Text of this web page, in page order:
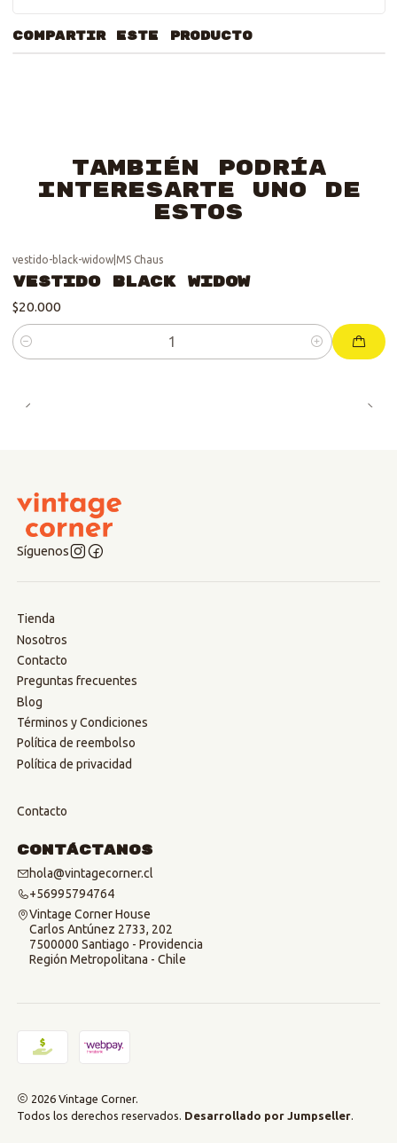
COMPARTIR ESTE PRODUCTO
También podría
interesarte uno de
estos
vestido-black-widow| MS Chaus
Vestido Black Widow
$20.000
Cantidad
Síguenos
Tienda
Nosotros
Contacto
Preguntas frecuentes
Blog
Términos y Condiciones
Política de reembolso
Política de privacidad
Contacto
Contáctanos
hola@vintagecorner.cl
+56995794764
Vintage Corner House
Carlos Antúnez 2733, 202
7500000 Santiago - Providencia
Región Metropolitana - Chile
2026 Vintage Corner.
Todos los derechos reservados. Desarrollado por Jumpseller.